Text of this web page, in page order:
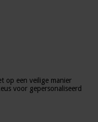
op een veilige manier
voor gepersonaliseerd